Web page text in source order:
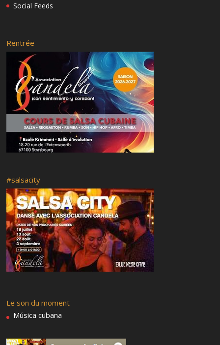
Social Feeds
Rentrée
#salsacity
Le son du moment
Música cubana